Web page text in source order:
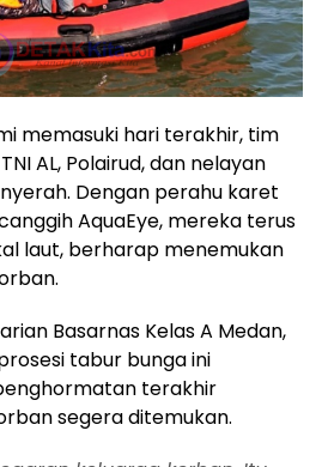
memasuki hari terakhir, tim
AL, Polairud, dan nelayan
Dengan perahu karet
AquaEye, mereka terus
laut, berharap menemukan
Basarnas Kelas A Medan,
tabur bunga ini
terakhir
segera ditemukan.